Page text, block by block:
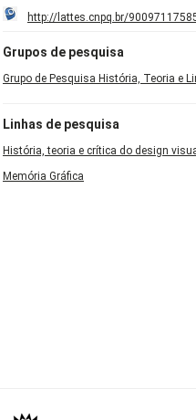
http://lattes.cnpq.br/
Grupos de pesquisa
Grupo de Pesquisa História, Teoria e
Linhas de pesquisa
História, teoria e crítica do design
Memória Gráfica